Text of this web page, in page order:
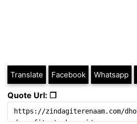
Translate Facebook Whatsapp
Quote Url: ❐